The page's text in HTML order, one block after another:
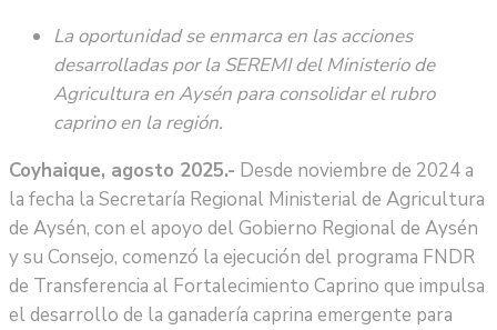
La oportunidad se enmarca en las acciones
desarrolladas por la SEREMI del Ministerio de
Agricultura en Aysén para consolidar el rubro
caprino en la región.
Coyhaique, agosto 2025.- Desde noviembre de 2024 a
la fecha la Secretaría Regional Ministerial de Agricultura
de Aysén, con el apoyo del Gobierno Regional de Aysén
y su Consejo, comenzó la ejecución del programa FNDR
de Transferencia al Fortalecimiento Caprino que impulsa
el desarrollo de la ganadería caprina emergente para